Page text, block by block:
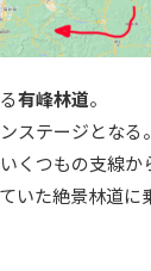
有峰林道。
ステージとなる。
くつもの支線か
いた絶景林道に